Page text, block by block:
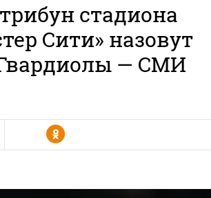
стадиона
Сити» назовут
— СМИ
Y